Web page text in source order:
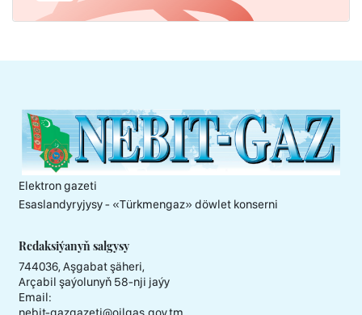
Elektron gazeti
Esaslandyryjysy - «Тürkmengaz» döwlet konserni
Redaksiýanyň salgysy
744036, Aşgabat şäheri,
Arçabil şaýolunyň 58-nji jaýy
Email: